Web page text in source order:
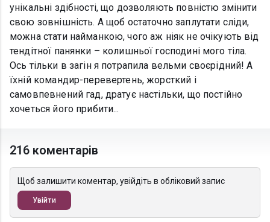
унікальні здібності, що дозволяють повністю змінити
свою зовнішність. А щоб остаточно заплутати сліди,
можна стати найманкою, чого аж ніяк не очікують від
тендітної панянки – колишньої господині мого тіла.
Ось тільки в загін я потрапила вельми своєрідний! А
їхній командир-перевертень, жорсткий і
самовпевнений гад, дратує настільки, що постійно
хочеться його прибити...
216 коментарів
Щоб залишити коментар, увійдіть в обліковий запис
Увійти